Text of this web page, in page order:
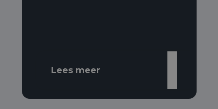
Lees meer